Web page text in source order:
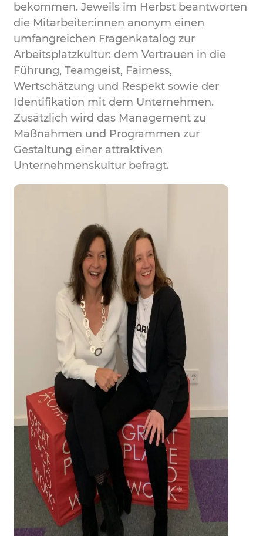
bekommen. Jeweils im Herbst beantworten
die Mitarbeiter:innen anonym einen
umfangreichen Fragenkatalog zur
Arbeitsplatzkultur: dem Vertrauen in die
Führung, Teamgeist, Fairness,
Wertschätzung und Respekt sowie der
Identifikation mit dem Unternehmen.
Zusätzlich wird das Management zu
Maßnahmen und Programmen zur
Gestaltung einer attraktiven
Unternehmenskultur befragt.